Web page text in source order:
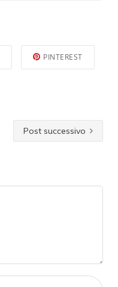
PINTEREST
Post successivo